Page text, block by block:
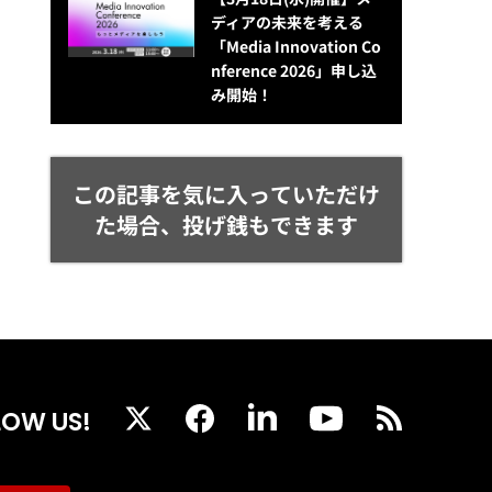
ディアの未来を考える
「Media Innovation Co
nference 2026」申し込
み開始！
この記事を気に入っていただけ
た場合、投げ銭もできます
US!